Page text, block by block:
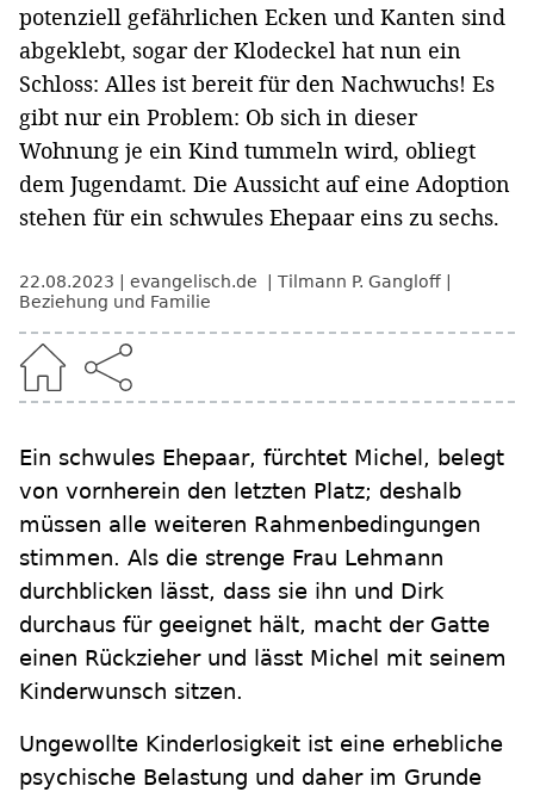
potenziell gefährlichen Ecken und Kanten sind
abgeklebt, sogar der Klodeckel hat nun ein
Schloss: Alles ist bereit für den Nachwuchs! Es
gibt nur ein Problem: Ob sich in dieser
Wohnung je ein Kind tummeln wird, obliegt
dem Jugendamt. Die Aussicht auf eine Adoption
stehen für ein schwules Ehepaar eins zu sechs.
22.08.2023 evangelisch.de
Tilmann P. Gangloff
Beziehung und Familie
Ein schwules Ehepaar, fürchtet Michel, belegt
von vornherein den letzten Platz; deshalb
müssen alle weiteren Rahmenbedingungen
stimmen. Als die strenge Frau Lehmann
durchblicken lässt, dass sie ihn und Dirk
durchaus für geeignet hält, macht der Gatte
einen Rückzieher und lässt Michel mit seinem
Kinderwunsch sitzen.
Ungewollte Kinderlosigkeit ist eine erhebliche
psychische Belastung und daher im Grunde